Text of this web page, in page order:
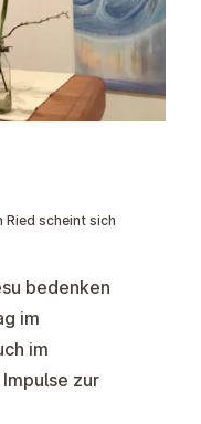
Ried scheint sich
bedenken
im
im
zur